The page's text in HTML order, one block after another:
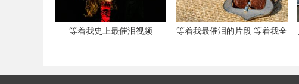
等着我史上最催泪视频
等着我最催泪的片段 等着我全